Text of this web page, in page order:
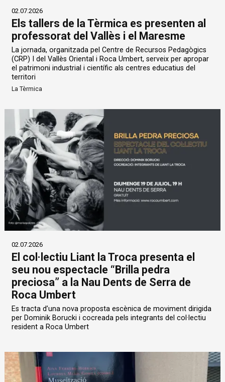
02.07.2026
Els tallers de la Tèrmica es presenten al
professorat del Vallès i el Maresme
La jornada, organitzada pel Centre de Recursos Pedagògics
(CRP) I del Vallès Oriental i Roca Umbert, serveix per apropar
el patrimoni industrial i científic als centres educatius del
territori
La Tèrmica
02.07.2026
El col·lectiu Liant la Troca presenta el
seu nou espectacle “Brilla pedra
preciosa” a la Nau Dents de Serra de
Roca Umbert
Es tracta d’una nova proposta escènica de moviment dirigida
per Dominik Borucki i cocreada pels integrants del col·lectiu
resident a Roca Umbert